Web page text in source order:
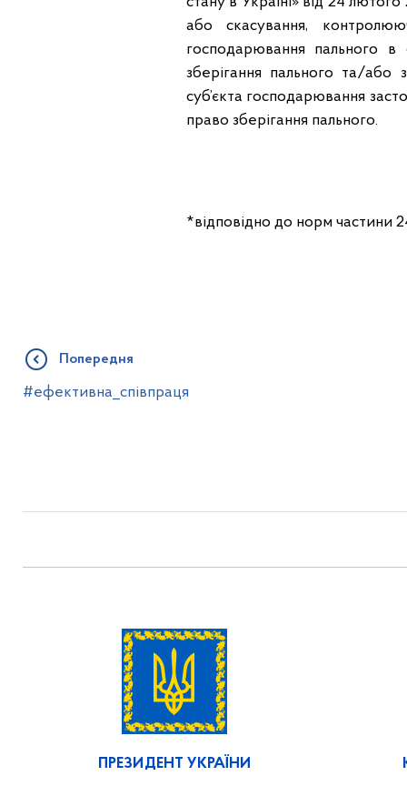
або скасування,
господарювання пального в
зберігання пального та/або
суб’єкта господарювання
право зберігання пального.
*відповідно до норм частини
Попередня
#ефективна_співпраця
ПРЕЗИДЕНТ УКРАЇНИ